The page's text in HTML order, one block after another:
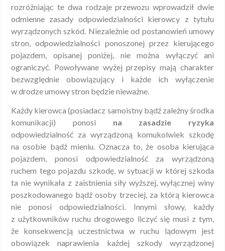
rozróżniając te dwa rodzaje przewozu wprowadził dwie
odmienne zasady odpowiedzialności kierowcy z tytułu
wyrządzonych szkód. Niezależnie od postanowień umowy
stron, odpowiedzialności ponoszonej przez kierującego
pojazdem, opisanej poniżej, nie można wyłączyć ani
ograniczyć. Powoływane wyżej przepisy mają charakter
bezwzględnie obowiązujący i każde ich wyłączenie
w drodze umowy stron będzie nieważne.
Każdy kierowca (posiadacz samoistny bądź zależny środka
komunikacji) ponosi na zasadzie ryzyka
odpowiedzialność za wyrządzoną komukolwiek szkodę
na osobie bądź mieniu. Oznacza to, że osoba kierująca
pojazdem, ponosi odpowiedzialność za wyrządzoną
ruchem tego pojazdu szkodę, w sytuacji w której szkoda
ta nie wynikała z zaistnienia siły wyższej, wyłącznej winy
poszkodowanego bądź osoby trzeciej, za którą kierowca
nie ponosi odpowiedzialności. Innymi słowy, każdy
z użytkowników ruchu drogowego liczyć się musi z tym,
że konsekwencją uczestnictwa w ruchu lądowym jest
obowiązek naprawienia każdej szkody wyrządzonej